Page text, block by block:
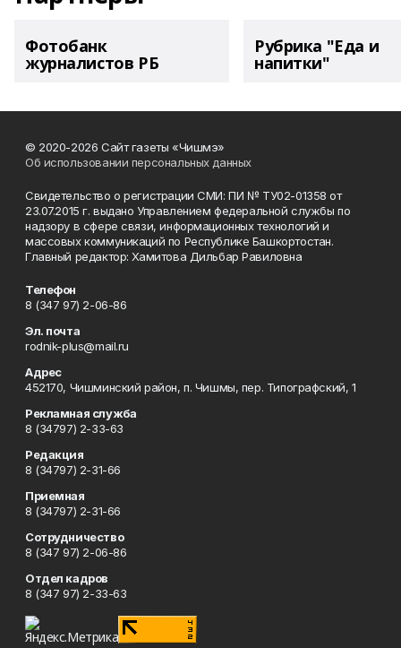
Фотобанк
журналистов РБ
Рубрика "Еда и
напитки"
© 2020-2026 Сайт газеты «Чишмэ»
Об использовании персональных данных
Свидетельство о регистрации СМИ: ПИ № ТУ02-01358 от
23.07.2015 г. выдано Управлением федеральной службы по
надзору в сфере связи, информационных технологий и
массовых коммуникаций по Республике Башкортостан.
Главный редактор: Хамитова Дильбар Равиловна
Телефон
8 (347 97) 2-06-86
Эл. почта
rodnik-plus@mail.ru
Адрес
452170, Чишминский район, п. Чишмы, пер. Типографский, 1
Рекламная служба
8 (34797) 2-33-63
Редакция
8 (34797) 2-31-66
Приемная
8 (34797) 2-31-66
Сотрудничество
8 (347 97) 2-06-86
Отдел кадров
8 (347 97) 2-33-63